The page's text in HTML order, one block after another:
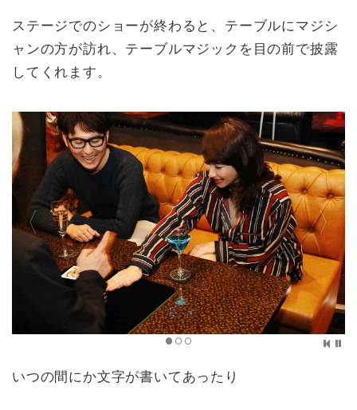
ステージでのショーが終わると、テーブルにマジシ
ャンの方が訪れ、テーブルマジックを目の前で披露
してくれます。
いつの間にか文字が書いてあったり